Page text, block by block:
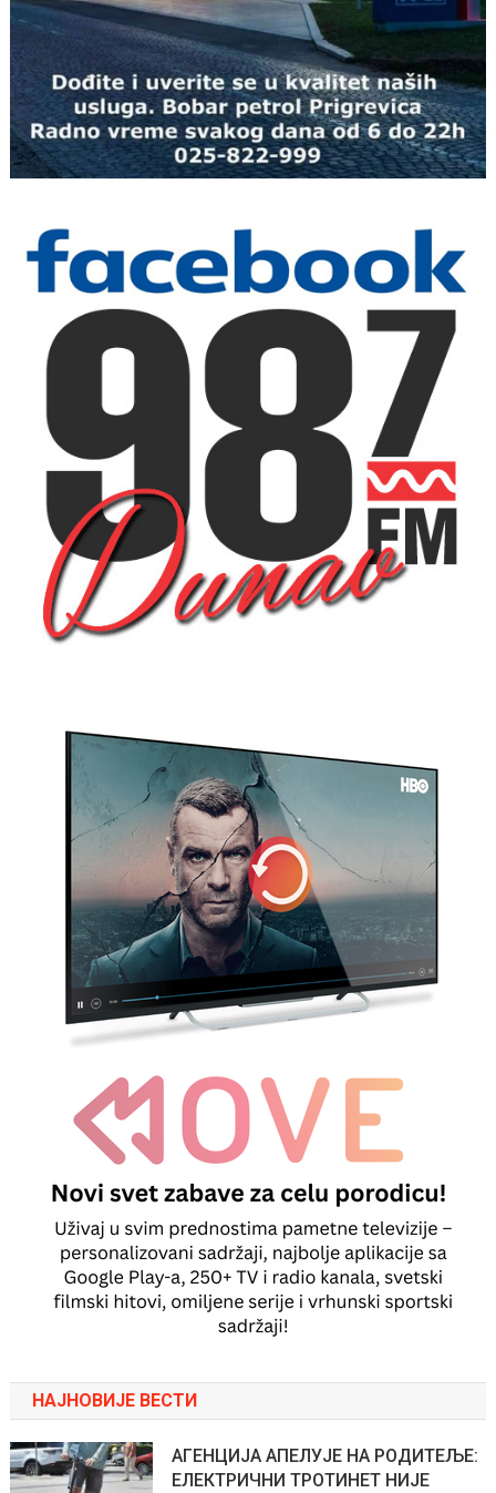
НАЈНОВИЈЕ ВЕСТИ
АГЕНЦИЈА АПЕЛУЈЕ НА РОДИТЕЉЕ:
ЕЛЕКТРИЧНИ ТРОТИНЕТ НИЈЕ